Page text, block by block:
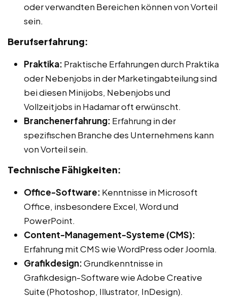
oder verwandten Bereichen können von Vorteil
sein.
Berufserfahrung:
Praktika: Praktische Erfahrungen durch Praktika
oder Nebenjobs in der Marketingabteilung sind
bei diesen Minijobs, Nebenjobs und
Vollzeitjobs in Hadamar oft erwünscht.
Branchenerfahrung: Erfahrung in der
spezifischen Branche des Unternehmens kann
von Vorteil sein.
Technische Fähigkeiten:
Office-Software: Kenntnisse in Microsoft
Office, insbesondere Excel, Word und
PowerPoint.
Content-Management-Systeme (CMS):
Erfahrung mit CMS wie WordPress oder Joomla.
Grafikdesign:Grundkenntnisse in
Grafikdesign-Software wie Adobe Creative
Suite (Photoshop, Illustrator, InDesign).